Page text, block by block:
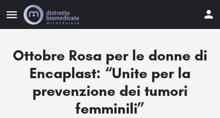
Ottobre Rosa per le donne di
Encaplast: “Unite per la
prevenzione dei tumori
femminili”